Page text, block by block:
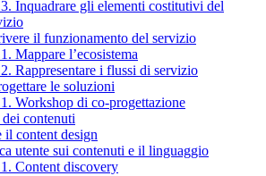
Inquadrare gli elementi costitutivi del
il funzionamento del servizio
Mappare l’ecosistema
Rappresentare i flussi di servizio
le soluzioni
Workshop di co-progettazione
contenuti
il content design
utente sui contenuti e il linguaggio
Content discovery